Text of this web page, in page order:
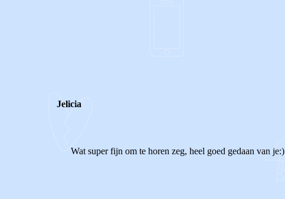
Jelicia
Wat super fijn om te horen zeg, heel goed gedaan van je:)